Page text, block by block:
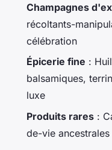
Champagnes
récoltants-
célébration
Épicerie fine :
balsamiques,
luxe
Produits rares :
de-vie